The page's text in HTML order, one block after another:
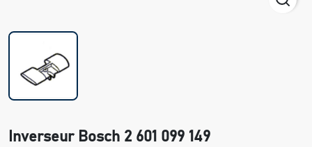
Inverseur Bosch 2 601 099 149